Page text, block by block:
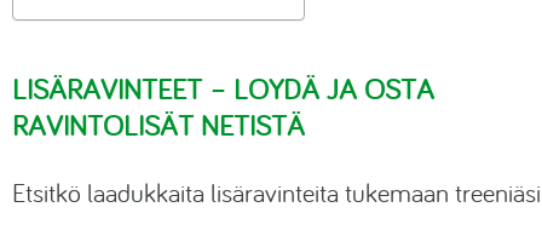
LISÄRAVINTEET – LÖYDÄ JA OSTA
RAVINTOLISÄT NETISTÄ
Etsitkö laadukkaita lisäravinteita tukemaan